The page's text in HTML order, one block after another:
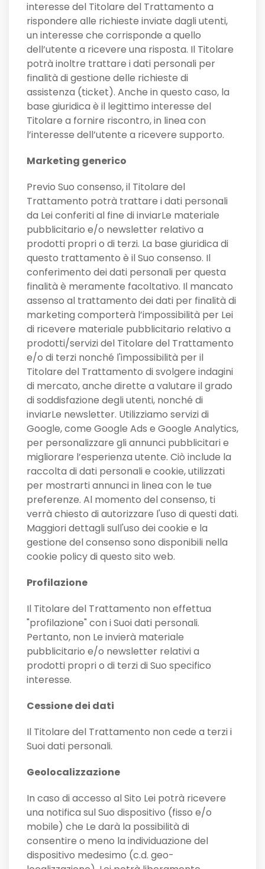
interesse del Titolare del Trattamento a
rispondere alle richieste inviate dagli utenti,
un interesse che corrisponde a quello
dell’utente a ricevere una risposta. Il Titolare
potrà inoltre trattare i dati personali per
finalità di gestione delle richieste di
assistenza (ticket). Anche in questo caso, la
base giuridica è il legittimo interesse del
Titolare a fornire riscontro, in linea con
l’interesse dell’utente a ricevere supporto.
Marketing generico
Previo Suo consenso, il Titolare del
Trattamento potrà trattare i dati personali
da Lei conferiti al fine di inviarLe materiale
pubblicitario e/o newsletter relativo a
prodotti propri o di terzi. La base giuridica di
questo trattamento è il Suo consenso. Il
conferimento dei dati personali per questa
finalità è meramente facoltativo. Il mancato
assenso al trattamento dei dati per finalità di
marketing comporterà l’impossibilità per Lei
di ricevere materiale pubblicitario relativo a
prodotti/servizi del Titolare del Trattamento
e/o di terzi nonché l'impossibilità per il
Titolare del Trattamento di svolgere indagini
di mercato, anche dirette a valutare il grado
di soddisfazione degli utenti, nonché di
inviarLe newsletter. Utilizziamo servizi di
Google, come Google Ads e Google Analytics,
per personalizzare gli annunci pubblicitari e
migliorare l’esperienza utente. Ciò include la
raccolta di dati personali e cookie, utilizzati
per mostrarti annunci in linea con le tue
preferenze. Al momento del consenso, ti
verrà chiesto di autorizzare l'uso di questi dati.
Maggiori dettagli sull'uso dei cookie e la
gestione del consenso sono disponibili nella
cookie policy di questo sito web.
Profilazione
Il Titolare del Trattamento non effettua
"profilazione" con i Suoi dati personali.
Pertanto, non Le invierà materiale
pubblicitario e/o newsletter relativi a
prodotti propri o di terzi di Suo specifico
interesse.
Cessione dei dati
Il Titolare del Trattamento non cede a terzi i
Suoi dati personali.
Geolocalizzazione
In caso di accesso al Sito Lei potrà ricevere
una notifica sul Suo dispositivo (fisso e/o
mobile) che Le darà la possibilità di
consentire o meno la individuazione del
dispositivo medesimo (c.d. geo-